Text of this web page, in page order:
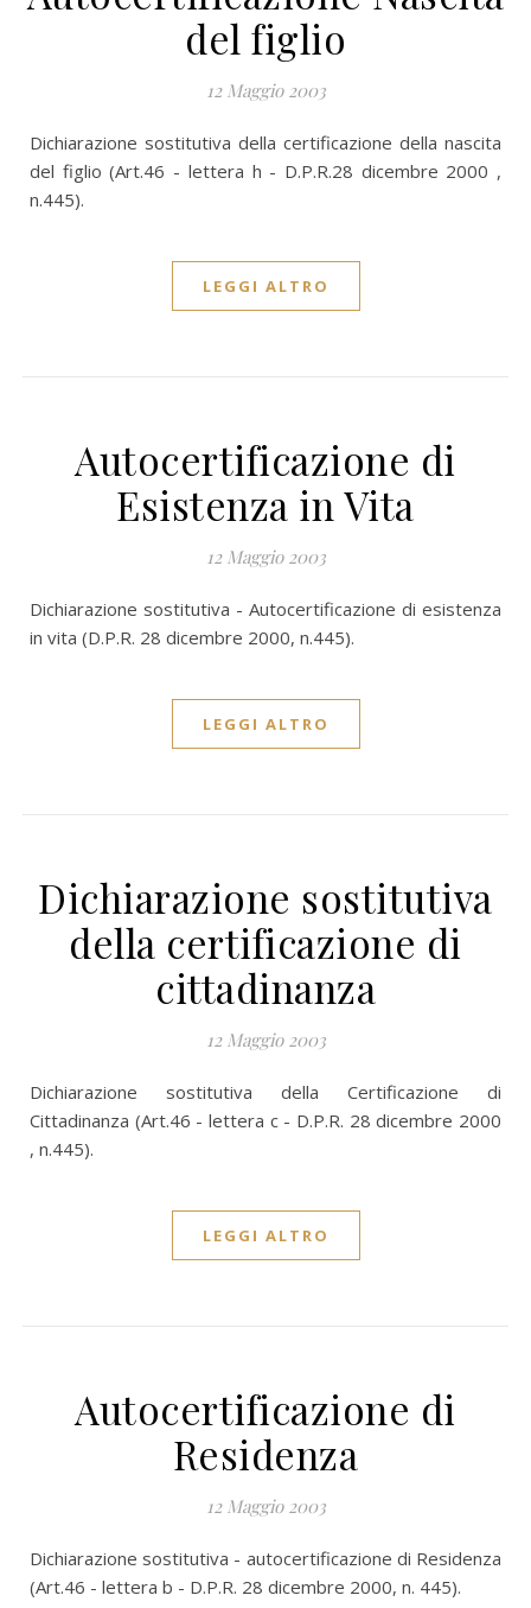
del figlio
12 Maggio 2003
Dichiarazione sostitutiva della certificazione della nascita
del figlio (Art.46 - lettera h - D.P.R.28 dicembre 2000 ,
n.445).
LEGGI ALTRO
Autocertificazione di
Esistenza in Vita
12 Maggio 2003
Dichiarazione sostitutiva - Autocertificazione di esistenza
in vita (D.P.R. 28 dicembre 2000, n.445).
LEGGI ALTRO
Dichiarazione sostitutiva
della certificazione di
cittadinanza
12 Maggio 2003
Dichiarazione sostitutiva della Certificazione di
Cittadinanza (Art.46 - lettera c - D.P.R. 28 dicembre 2000
, n.445).
LEGGI ALTRO
Autocertificazione di
Residenza
12 Maggio 2003
Dichiarazione sostitutiva - autocertificazione di Residenza
(Art.46 - lettera b - D.P.R. 28 dicembre 2000, n. 445).